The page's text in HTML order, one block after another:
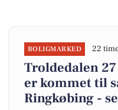
BOLIGMARKED 22
Troldedalen
er kommet til
Ringkøbing -